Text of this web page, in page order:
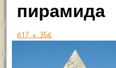
пирамида
617 × 356